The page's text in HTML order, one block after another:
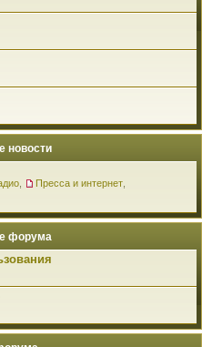
новости
Пресса и интернет
форума